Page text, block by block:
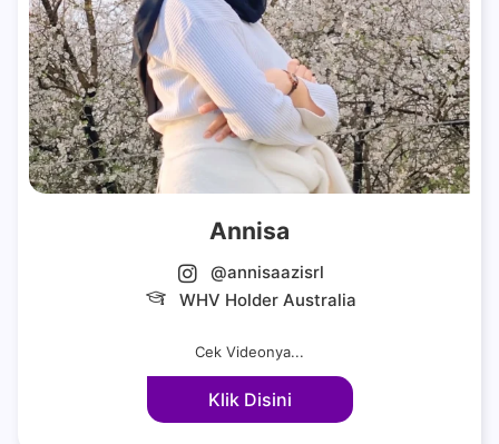
Annisa
@annisaazisrl
WHV Holder Australia
Cek Videonya...
Klik Disini